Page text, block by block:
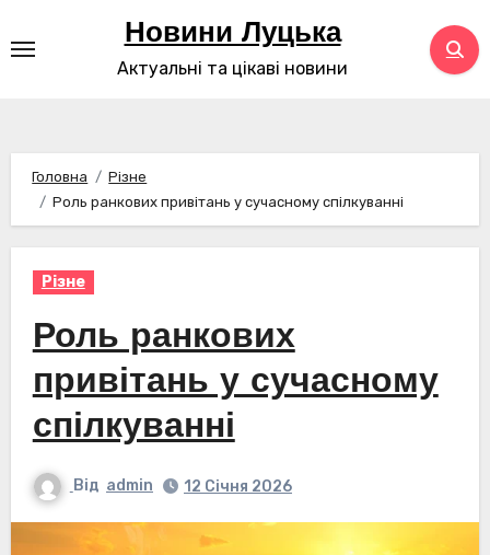
до
Новини Луцька
Актуальні та цікаві новини
Головна
Різне
Роль ранкових привітань у сучасному спілкуванні
Різне
Роль ранкових
привітань у сучасному
спілкуванні
Від admin 12 Січня 2026